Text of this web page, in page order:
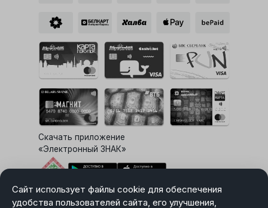
Сайт использует файлы cookie для обеспечения
удобства пользователей сайта, его улучшения,
Скачать приложение
«Электронный ЗНАК»
Выбор настроек Cookie